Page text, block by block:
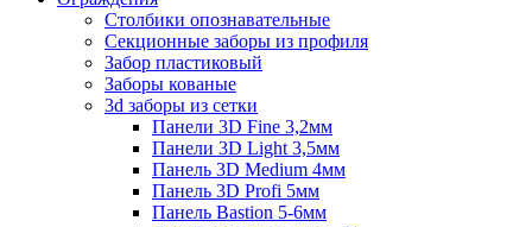
Столбики опознавательные
Секционные заборы из профиля
Забор пластиковый
Заборы кованые
3d заборы из сетки
Панели 3D Fine 3,2мм
Панели 3D Light 3,5мм
Панель 3D Medium 4мм
Панель 3D Profi 5мм
Панель Bastion 5-6мм